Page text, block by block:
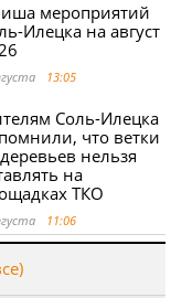
мероприятий
Илецка на август
13:05
Соль-Илецка
что ветки
нельзя
на
ТКО
11:06